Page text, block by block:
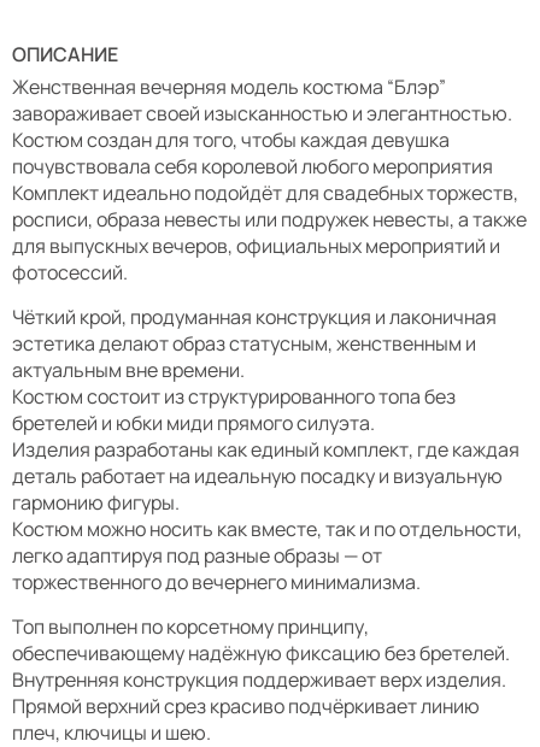
ОПИСАНИЕ
Женственная вечерняя модель костюма “Блэр”
завораживает своей изысканностью и элегантностью.
Костюм создан для того, чтобы каждая девушка
почувствовала себя королевой любого мероприятия
Комплект идеально подойдёт для свадебных торжеств,
росписи, образа невесты или подружек невесты, а также
для выпускных вечеров, официальных мероприятий и
фотосессий.
Чёткий крой, продуманная конструкция и лаконичная
эстетика делают образ статусным, женственным и
актуальным вне времени.
Костюм состоит из структурированного топа без
бретелей и юбки миди прямого силуэта.
Изделия разработаны как единый комплект, где каждая
деталь работает на идеальную посадку и визуальную
гармонию фигуры.
Костюм можно носить как вместе, так и по отдельности,
легко адаптируя под разные образы — от
торжественного до вечернего минимализма.
Топ выполнен по корсетному принципу,
обеспечивающему надёжную фиксацию без бретелей.
Внутренняя конструкция поддерживает верх изделия.
Прямой верхний срез красиво подчёркивает линию
плеч, ключицы и шею.